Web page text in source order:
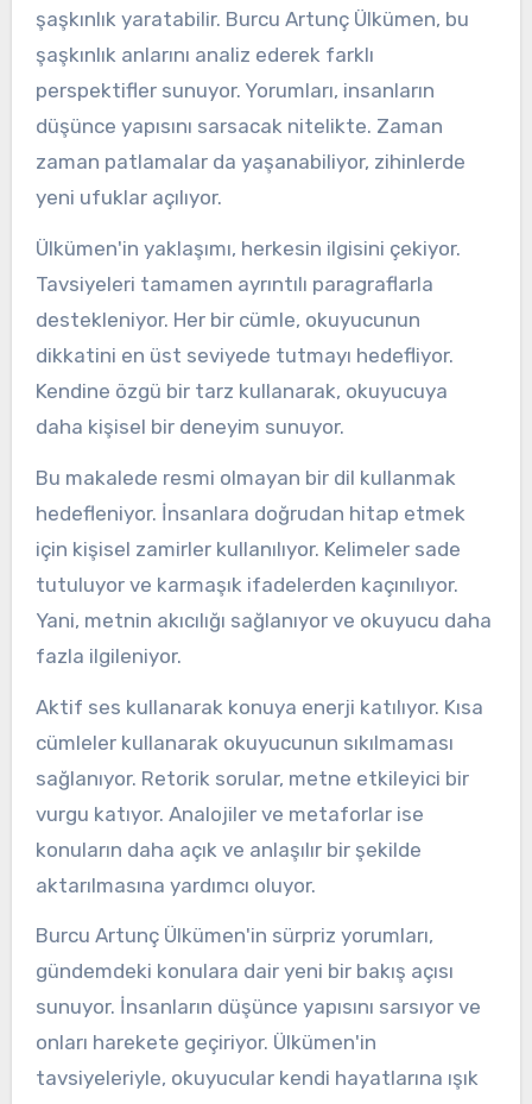
şaşkınlık yaratabilir. Burcu Artunç Ülkümen, bu
şaşkınlık anlarını analiz ederek farklı
perspektifler sunuyor. Yorumları, insanların
düşünce yapısını sarsacak nitelikte. Zaman
zaman patlamalar da yaşanabiliyor, zihinlerde
yeni ufuklar açılıyor.
Ülkümen'in yaklaşımı, herkesin ilgisini çekiyor.
Tavsiyeleri tamamen ayrıntılı paragraflarla
destekleniyor. Her bir cümle, okuyucunun
dikkatini en üst seviyede tutmayı hedefliyor.
Kendine özgü bir tarz kullanarak, okuyucuya
daha kişisel bir deneyim sunuyor.
Bu makalede resmi olmayan bir dil kullanmak
hedefleniyor. İnsanlara doğrudan hitap etmek
için kişisel zamirler kullanılıyor. Kelimeler sade
tutuluyor ve karmaşık ifadelerden kaçınılıyor.
Yani, metnin akıcılığı sağlanıyor ve okuyucu daha
fazla ilgileniyor.
Aktif ses kullanarak konuya enerji katılıyor. Kısa
cümleler kullanarak okuyucunun sıkılmaması
sağlanıyor. Retorik sorular, metne etkileyici bir
vurgu katıyor. Analojiler ve metaforlar ise
konuların daha açık ve anlaşılır bir şekilde
aktarılmasına yardımcı oluyor.
Burcu Artunç Ülkümen'in sürpriz yorumları,
gündemdeki konulara dair yeni bir bakış açısı
sunuyor. İnsanların düşünce yapısını sarsıyor ve
onları harekete geçiriyor. Ülkümen'in
tavsiyeleriyle, okuyucular kendi hayatlarına ışık